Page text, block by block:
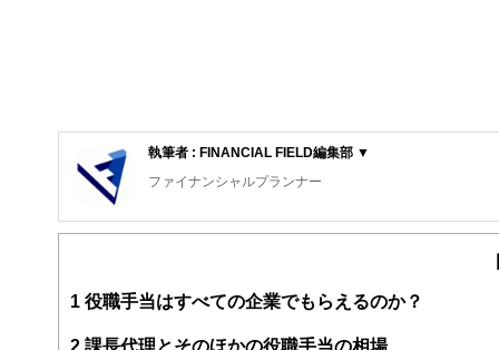
執筆者 : FINANCIAL FIELD編集部 ▼
ファイナンシャルプランナー
FinancialField編集部は、金融、経済に関する記事を、日
案から記事掲載まですべての工程に関わることで、読者目
FinancialFieldの特徴は、ファイナンシャルプランナー、
1 役職手当はすべての企業でもらえるのか？
2 課長代理とそのほかの役職手当の相場